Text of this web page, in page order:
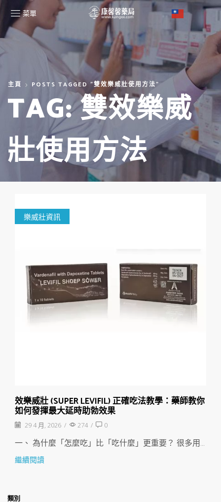
菜單
主頁 POSTS TAGGED "雙效樂威壯使用方法"
TAG: 雙效樂威
壯使用方法
樂威壯資訊
效樂威壯 (SUPER LEVIFIL) 正確吃法教學：藥師教你
如何發揮最大延時助勃效果
29 4 月, 2026 / 274 / 0
一、 為什麼「怎麼吃」比「吃什麼」更重要？ 很多用...
繼續閱讀
類別